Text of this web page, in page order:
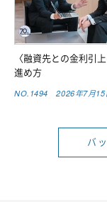
〈融資先との金利引
進め方
NO.1494 2026年7月15
バ